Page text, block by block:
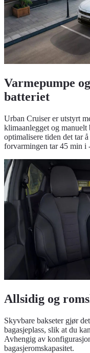
Varmepumpe
batteriet
Urban Cruiser er utstyrt
klimaanlegget og
optimalisere tiden det tar
forvarmingen tar 45 min i
Allsidig og
Skyvbare bakseter gjør
bagasjeplass, slik at du
Avhengig av
bagasjeromskapasitet.